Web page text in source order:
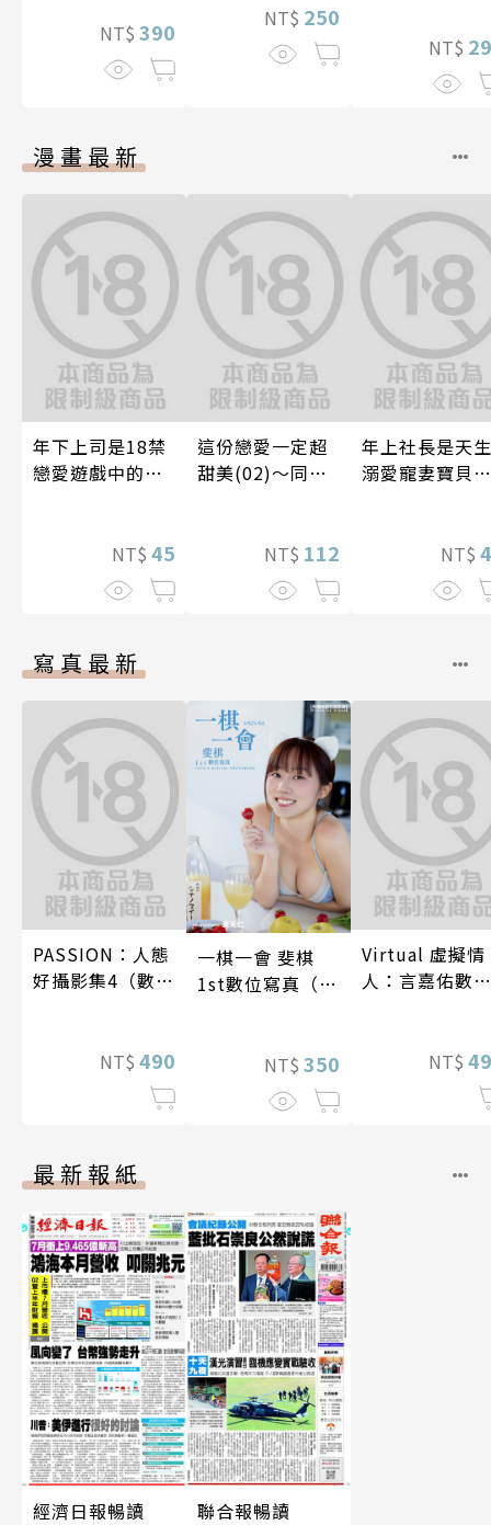
NT$ 390
NT$ 250
NT$
漫畫最新
年下上司是18禁
戀愛遊戲中的我
NT$ 45
這份戀愛一定超
甜美(02)～同居
NT$ 112
年上社長是天生
溺愛寵妻寶貝獸
就不會再孤單!?
NT$
寫真最新
PASSION：人態
好攝影集4（數位
NT$ 490
一棋一會 斐棋
1st數位寫真（含
NT$ 350
Virtual 虛擬情
人：言嘉佑數位
NT$
最新報紙
經濟日報暢讀 聯合報暢讀